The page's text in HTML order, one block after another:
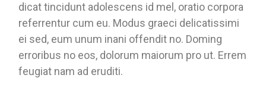
dicat tincidunt adolescens id mel, oratio corpora
referrentur cum eu. Modus graeci delicatissimi
ei sed, eum unum inani offendit no. Doming
erroribus no eos, dolorum maiorum pro ut. Errem
feugiat nam ad eruditi.